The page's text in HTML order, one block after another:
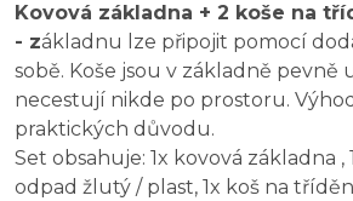
Kovová základna + 2 koše na
- základnu lze připojit pomocí
sobě. Koše jsou v základně pevně
necestují nikde po prostoru.
praktických důvodu.
Set obsahuje: 1x kovová základna
odpad žlutý / plast, 1x koš na